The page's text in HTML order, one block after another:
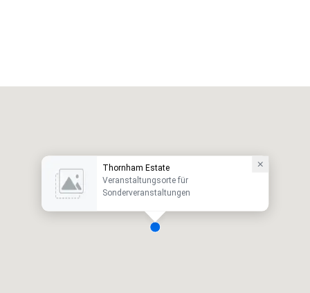
Thornham Estate
Veranstaltungsorte für
Sonderveranstaltungen